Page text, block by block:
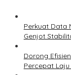
Perkuat Data
Genjot
Dorong
Percepat